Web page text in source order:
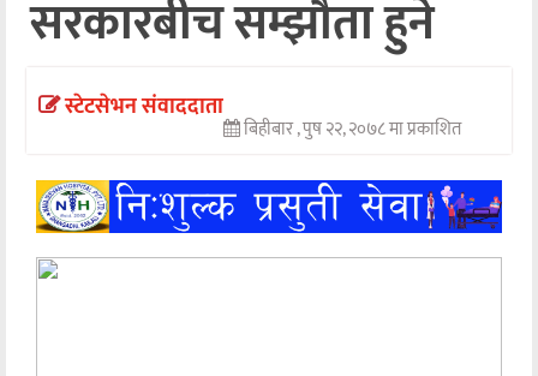
खेलकुद
मनोरञ्जन
सरकारबीच सम्झौता हुने
स्टेटसेभन संवाददाता
बिहीबार , पुष २२, २०७८ मा प्रकाशित